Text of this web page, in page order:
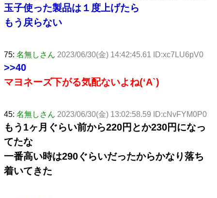
玉子使った製品は１度上げたら
もう戻らない
75: 名無しさん 2023/06/30(金) 14:42:45.61 ID:xc7LU6pV0
>>40
マヨネーズ下がる気配ないよね(‘A`)
45: 名無しさん 2023/06/30(金) 13:02:58.59 ID:cNvFYM0P0
もう1ヶ月ぐらい前から220円とか230円になっ
てたな
一番高い時は290ぐらいだったからかなり落ち
着いてきた